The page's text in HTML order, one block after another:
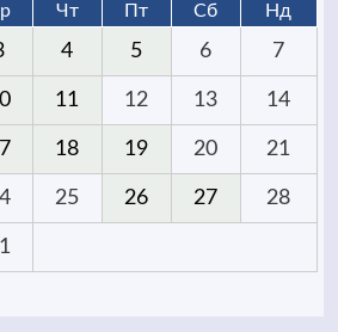
Чт Пт Сб Нд
4 5 6 7
11 12 13 14
18 19 20 21
25 26 27 28